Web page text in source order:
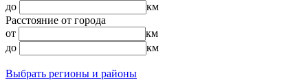
до
км
Расстояние от города
от
км
до
км
Выбрать регионы и районы